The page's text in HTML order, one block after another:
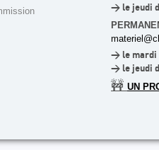
> le jeudi
> le mardi
> le jeudi
🚧 UN